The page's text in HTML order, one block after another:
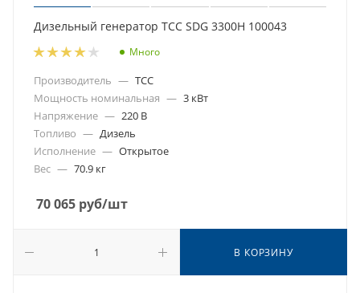
Дизельный генератор ТСС SDG 3300H 100043
Много
Производитель — ТСС
Мощность номинальная — 3 кВт
Напряжение — 220 В
Топливо — Дизель
Исполнение — Открытое
Вес — 70.9 кг
70 065 руб/шт
В КОРЗИНУ